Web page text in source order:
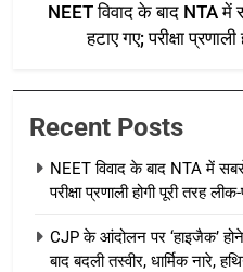
NEET विवाद के बाद NTA में
हटाए गए; परीक्षा
Recent Posts
NEET विवाद के बाद NTA में
परीक्षा प्रणाली होगी पूरी तरह
CJP के आंदोलन पर ‘हाइजैक’
बाद बदली तस्वीर, धार्मिक नारे,